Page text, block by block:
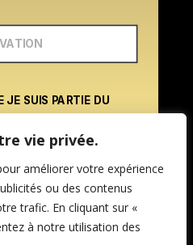
vie privée.
améliorer votre expérience
ou des contenus
trafic. En cliquant sur «
à notre utilisation des
JE SUIS PARTIE DU